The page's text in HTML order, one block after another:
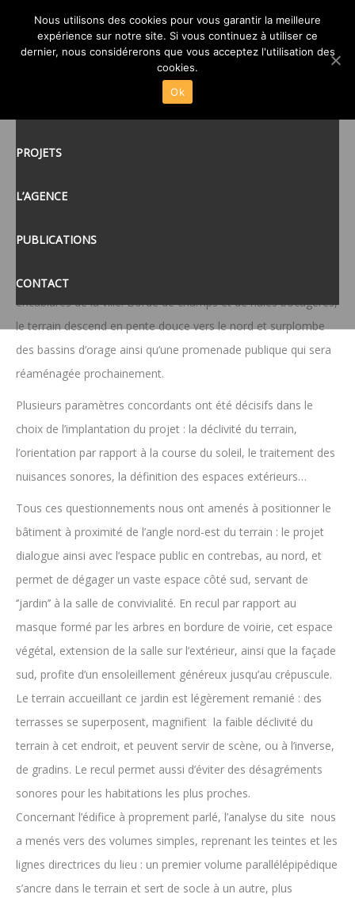
PROJETS
L’AGENCE
PUBLICATIONS
CONTACT
SALLE DE CONVIVIALITÉ –
YQUELON (50)
Ce projet de salle de convivialité initié par la
mairie d’Yquelon, commune voisine de Granville,
l’accueil des associations locales (théâtre,
gymnastique…), et le déroulement des conseils
location pour tout autre type d’évènement.
Le site proposé pour accueillir le projet se trouve à quelques
encablures de la ville. Bordé de champs et de haies bocagères,
le terrain descend en pente douce vers le nord et surplombe
des bassins d’orage ainsi qu’une promenade publique qui sera
réaménagée prochainement.
Plusieurs paramètres concordants ont été décisifs dans le
choix de l’implantation du projet : la déclivité du terrain,
l’orientation par rapport à la course du soleil, le traitement des
nuisances sonores, la définition des espaces extérieurs…
Tous ces questionnements nous ont amenés à positionner le
bâtiment à proximité de l’angle nord-est du terrain : le projet
dialogue ainsi avec l’espace public en contrebas, au nord, et
permet de dégager un vaste espace côté sud, servant de
‘’jardin’’ à la salle de convivialité. En recul par rapport au
masque formé par les arbres en bordure de voirie, cet espace
végétal, extension de la salle sur l’extérieur, ainsi que la façade
sud, profite d’un ensoleillement généreux jusqu’au crépuscule.
Le terrain accueillant ce jardin est légèrement remanié : des
terrasses se superposent, magnifient la faible déclivité du
terrain à cet endroit, et peuvent servir de scène, ou à l’inverse,
de gradins. Le recul permet aussi d’éviter des désagréments
sonores pour les habitations les plus proches.
Concernant l’édifice à proprement parlé, l’analyse du site nous
a menés vers des volumes simples, reprenant les teintes et les
lignes directrices du lieu : un premier volume parallélépipédique
s’ancre dans le terrain et sert de socle à un autre, plus
Nous utilisons des cookies pour vous garantir la meilleure
expérience sur notre site. Si vous continuez à utiliser ce
dernier, nous considérerons que vous acceptez l'utilisation des
cookies.
Ok